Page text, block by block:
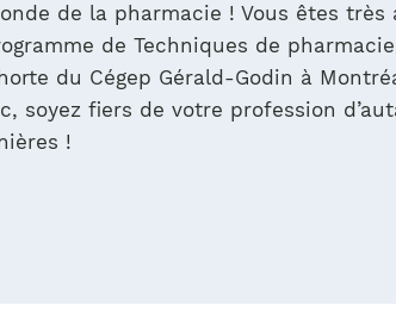
de la pharmacie ! Vous êtes
de Techniques de
du Cégep Gérald-Godin à
soyez fiers de votre profession
!